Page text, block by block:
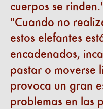
cuerpos se rinden.
Cuando no
estos elefantes
encadenados,
pastar o moverse
provoca un gran
problemas en las